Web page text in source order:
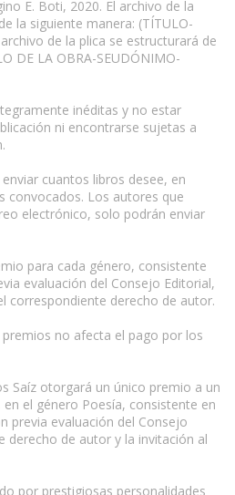
E. Boti, 2020. El archivo de la
la siguiente manera: (TÍTULO-
de la plica se estructurará de
DE LA OBRA-SEUDÓNIMO-
inéditas y no estar
ni encontrarse sujetas a
cuantos libros desee, en
convocados. Los autores que
electrónico, solo podrán enviar
para cada género, consistente
evaluación del Consejo Editorial,
correspondiente derecho de autor.
no afecta el pago por los
Saíz otorgará un único premio a un
el género Poesía, consistente en
previa evaluación del Consejo
derecho de autor y la invitación al
por prestigiosas personalidades